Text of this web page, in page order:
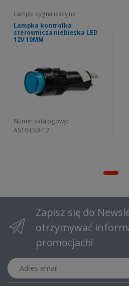
Lampki sygnalizacyjne
Lampka kontrolka
sterownicza niebieska LED
12V 10MM
Numer katalogowy:
AS10-LSB-12
Zapisz się do
otrzymywać
promocjach!
Adres email